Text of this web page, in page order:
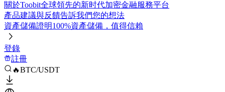
關於Toobit全球領先的新时代加密金融服務平台
產品建議與反饋告訴我們您的想法
資產儲備證明100%資產儲備，值得信賴
登錄
註冊
🔥BTC/USDT